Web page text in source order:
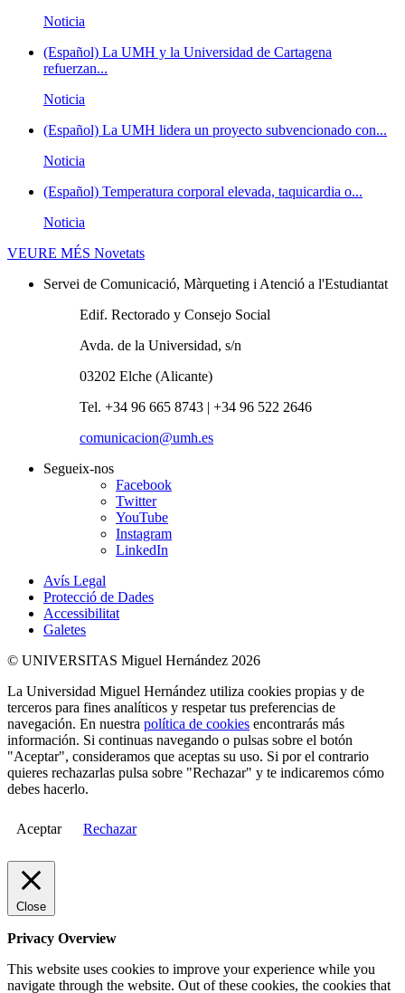
Noticia
(Español) La UMH y la Universidad de Cartagena
refuerzan...
Noticia
(Español) La UMH lidera un proyecto subvencionado con...
Noticia
(Español) Temperatura corporal elevada, taquicardia o...
Noticia
VEURE MÉS Novetats
Servei de Comunicació, Màrqueting i Atenció a l'Estudiantat
Edif. Rectorado y Consejo Social
Avda. de la Universidad, s/n
03202 Elche (Alicante)
Tel. +34 96 665 8743 | +34 96 522 2646
comunicacion@umh.es
Segueix-nos
Facebook
Twitter
YouTube
Instagram
LinkedIn
Avís Legal
Protecció de Dades
Accessibilitat
Galetes
© UNIVERSITAS Miguel Hernández 2026
La Universidad Miguel Hernández utiliza cookies propias y de
terceros para fines analíticos y respetar tus preferencias de
navegación. En nuestra política de cookies encontrarás más
información. Si continuas navegando o pulsas sobre el botón
"Aceptar", consideramos que aceptas su uso. Si por el contrario
quieres rechazarlas pulsa sobre "Rechazar" y te indicaremos cómo
debes hacerlo.
Aceptar Rechazar
Close
Privacy Overview
This website uses cookies to improve your experience while you
navigate through the website. Out of these cookies, the cookies that